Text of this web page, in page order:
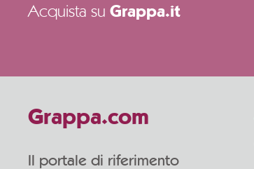
Acquista su Grappa.it
Grappa.com
Il portale di riferimento